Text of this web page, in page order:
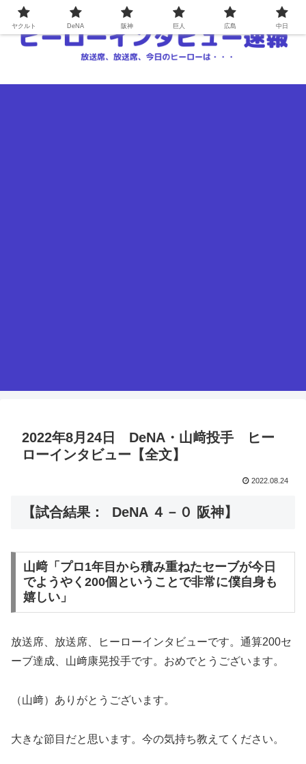
2022年8月24日 DeNA・山﨑投手 ヒー
ローインタビュー【全文】
2022.08.24
【試合結果： DeNA ４－０ 阪神】
山﨑「プロ1年目から積み重ねたセーブが今日
でようやく200個ということで非常に僕自身も
嬉しい」
放送席、放送席、ヒーローインタビューです。通算200セ
ーブ達成、山﨑康晃投手です。おめでとうございます。
（山﨑）ありがとうございます。
大きな節目だと思います。今の気持ち教えてください。
ヤクルト DeNA 阪神 巨人 広島 中日